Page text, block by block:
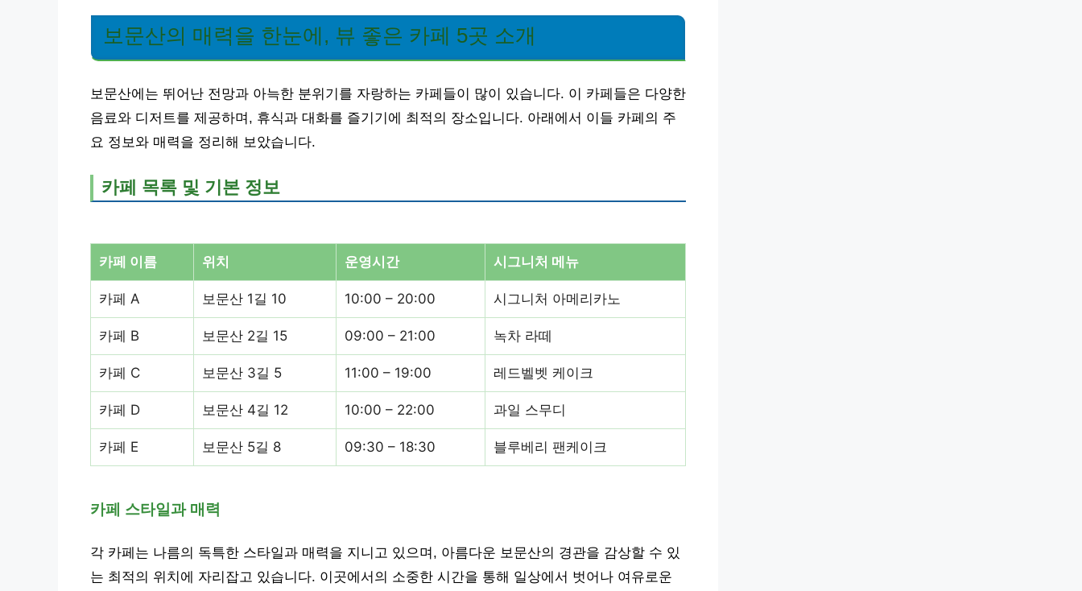
보문산의 매력을 한눈에, 뷰 좋은 카페 5곳 소개
보문산에는 뛰어난 전망과 아늑한 분위기를 자랑하는 카페들이 많이 있습니다. 이 카페들은 다양한
음료와 디저트를 제공하며, 휴식과 대화를 즐기기에 최적의 장소입니다. 아래에서 이들 카페의 주
요 정보와 매력을 정리해 보았습니다.
카페 목록 및 기본 정보
카페 이름 위치 운영시간 시그니처 메뉴
카페 A 보문산 1길 10 10:00 – 20:00 시그니처 아메리카노
카페 B 보문산 2길 15 09:00 – 21:00 녹차 라떼
카페 C 보문산 3길 5 11:00 – 19:00 레드벨벳 케이크
카페 D 보문산 4길 12 10:00 – 22:00 과일 스무디
카페 E 보문산 5길 8 09:30 – 18:30 블루베리 팬케이크
카페 스타일과 매력
각 카페는 나름의 독특한 스타일과 매력을 지니고 있으며, 아름다운 보문산의 경관을 감상할 수 있
는 최적의 위치에 자리잡고 있습니다. 이곳에서의 소중한 시간을 통해 일상에서 벗어나 여유로운